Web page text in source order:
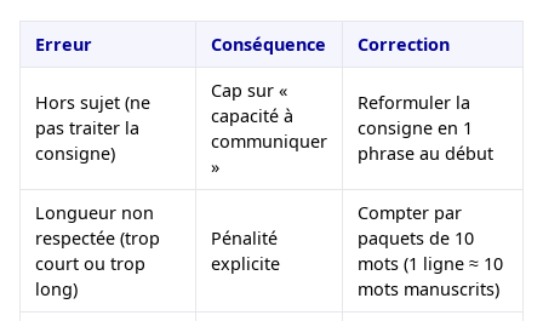
Erreur Conséquence Correction
Hors sujet (ne
pas traiter la
consigne)
Cap sur «
capacité à
communiquer
»
Reformuler la
consigne en 1
phrase au début
Longueur non
respectée (trop
court ou trop
long)
Pénalité
explicite
Compter par
paquets de 10
mots (1 ligne ≈ 10
mots manuscrits)